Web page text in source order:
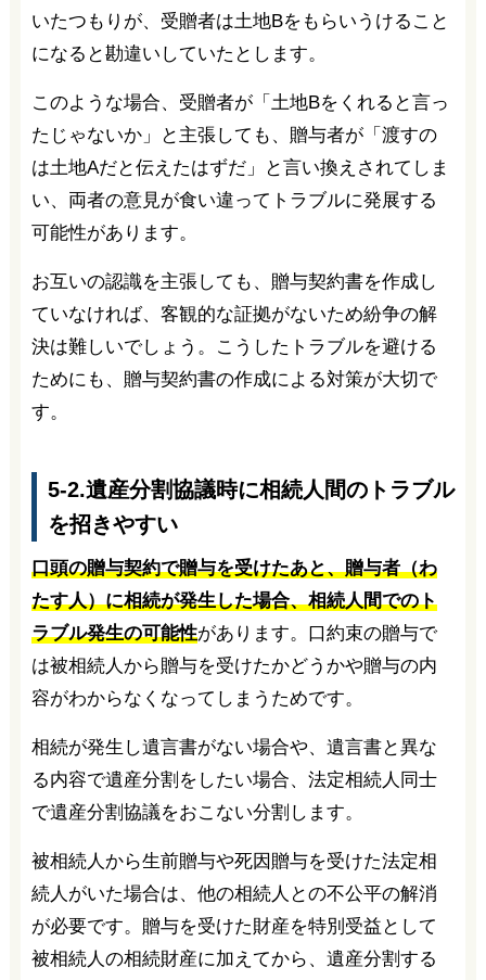
いたつもりが、受贈者は土地Bをもらいうけること
になると勘違いしていたとします。
このような場合、受贈者が「土地Bをくれると言っ
たじゃないか」と主張しても、贈与者が「渡すの
は土地Aだと伝えたはずだ」と言い換えされてしま
い、両者の意見が食い違ってトラブルに発展する
可能性があります。
お互いの認識を主張しても、贈与契約書を作成し
ていなければ、客観的な証拠がないため紛争の解
決は難しいでしょう。こうしたトラブルを避ける
ためにも、贈与契約書の作成による対策が大切で
す。
5-2.遺産分割協議時に相続人間のトラブル
を招きやすい
口頭の贈与契約で贈与を受けたあと、贈与者（わ
たす人）に相続が発生した場合、相続人間でのト
ラブル発生の可能性があります。口約束の贈与で
は被相続人から贈与を受けたかどうかや贈与の内
容がわからなくなってしまうためです。
相続が発生し遺言書がない場合や、遺言書と異な
る内容で遺産分割をしたい場合、法定相続人同士
で遺産分割協議をおこない分割します。
被相続人から生前贈与や死因贈与を受けた法定相
続人がいた場合は、他の相続人との不公平の解消
が必要です。贈与を受けた財産を特別受益として
被相続人の相続財産に加えてから、遺産分割する